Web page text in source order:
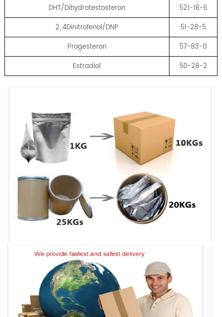
DHT/Dihydrotestosteron
521-18-6
2, 4Dinitrofenol/DNP
51-28-5
Progesteron
57-83-0
Estradiol
50-28-2